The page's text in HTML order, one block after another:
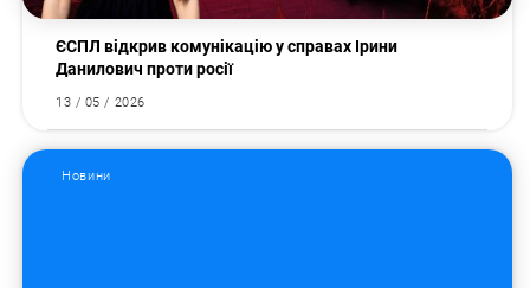
ЄСПЛ відкрив комунікацію у справах Ірини
Данилович проти росії
13 / 05 / 2026
Новини